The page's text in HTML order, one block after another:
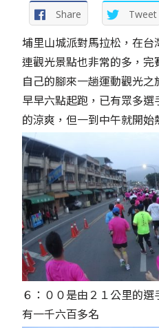
Share Tweet
埔里山城派對馬拉松，在台
連觀光景點也非常的多，
自己的腳來一趟運動觀光之
早早六點起跑，已有眾多
的涼爽，但一到中午就開始
６：００是由２１公里的
有一千六百多名